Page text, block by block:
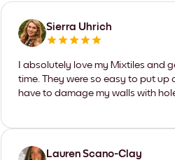
Sierra Uhrich
I absolutely love my Mixtiles and
time. They were so easy to put
have to damage my walls with
Lauren Scano-Clay